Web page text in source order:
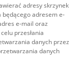
adresy skrzynek
będącego adresem e-
e-mail oraz
przesłania
danych przez
danych